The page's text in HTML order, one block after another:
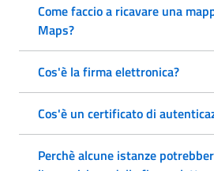
Come faccio a ricavare una
Maps?
Cos'è la firma elettronica?
Cos'è un certificato di
Perchè alcune istanze